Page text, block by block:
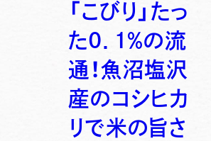
「こびり」たっ
た0．1％の流
通！魚沼塩沢
産のコシヒカ
リで米の旨さ